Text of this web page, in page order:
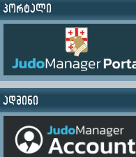
პორტალი
ადმინი